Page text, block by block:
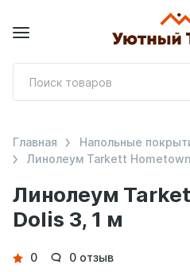
Линолеум
Dolis 3, 1 м
Главная Напольные
Линолеум Tarkett
Детали
0 0 отзыв